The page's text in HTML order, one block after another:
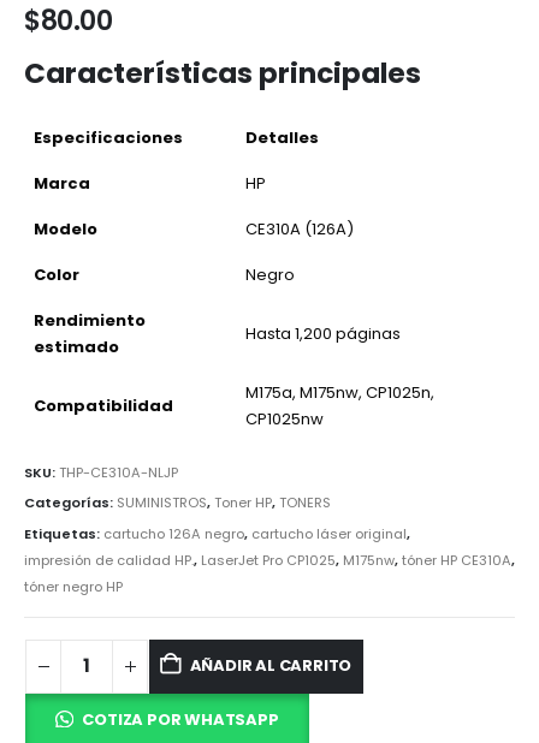
$80.00
Características principales
Especificaciones
Detalles
Marca
HP
Modelo
CE310A (126A)
Color
Negro
Rendimiento
estimado
Hasta 1,200 páginas
Compatibilidad
M175a, M175nw, CP1025n,
CP1025nw
SKU:THP-CE310A-NLJP
Categorías: SUMINISTROS,Toner HP,TONERS
Etiquetas: cartucho 126A negro, cartucho láser original,
impresión de calidad HP., LaserJet Pro CP1025, M175nw,tóner HP CE310A,
tóner negro HP
AÑADIR AL CARRITO
COTIZA POR WHATSAPP